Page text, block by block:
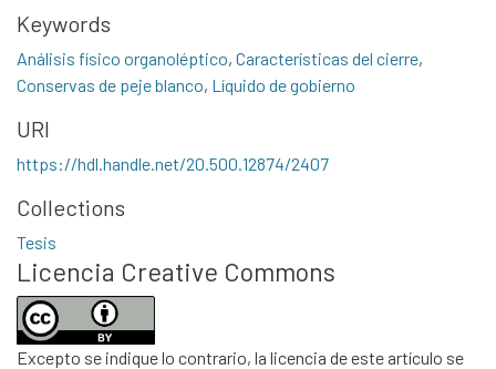
Políticas
Keywords
Análisis físico organoléptico, Características del cierre,
Conservas de peje blanco, Líquido de gobierno
URI
https://hdl.handle.net/20.500.12874/2407
Collections
Tesis
Licencia Creative Commons
Excepto se indique lo contrario, la licencia de este artículo se